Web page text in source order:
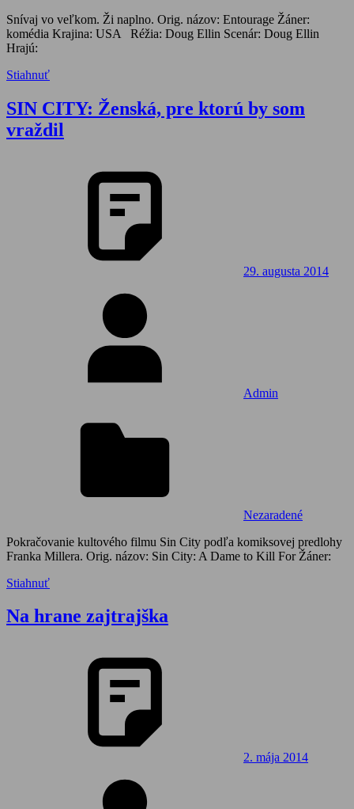
Snívaj vo veľkom. Ži naplno. Orig. názov: Entourage Žáner:
komédia Krajina: USA Réžia: Doug Ellin Scenár: Doug Ellin
Hrajú:
Stiahnuť
SIN CITY: Ženská, pre ktorú by som
vraždil
29. augusta 2014
Admin
Nezaradené
Pokračovanie kultového filmu Sin City podľa komiksovej predlohy
Franka Millera. Orig. názov: Sin City: A Dame to Kill For Žáner:
Stiahnuť
Na hrane zajtrajška
2. mája 2014